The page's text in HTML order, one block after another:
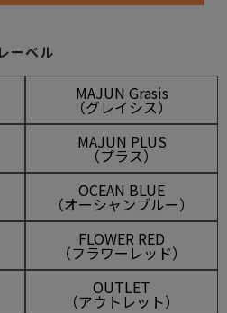
レーベル
MAJUN Grasis
（グレイシス）
MAJUN PLUS
（プラス）
OCEAN BLUE
（オーシャンブルー）
FLOWER RED
（フラワーレッド）
OUTLET
（アウトレット）